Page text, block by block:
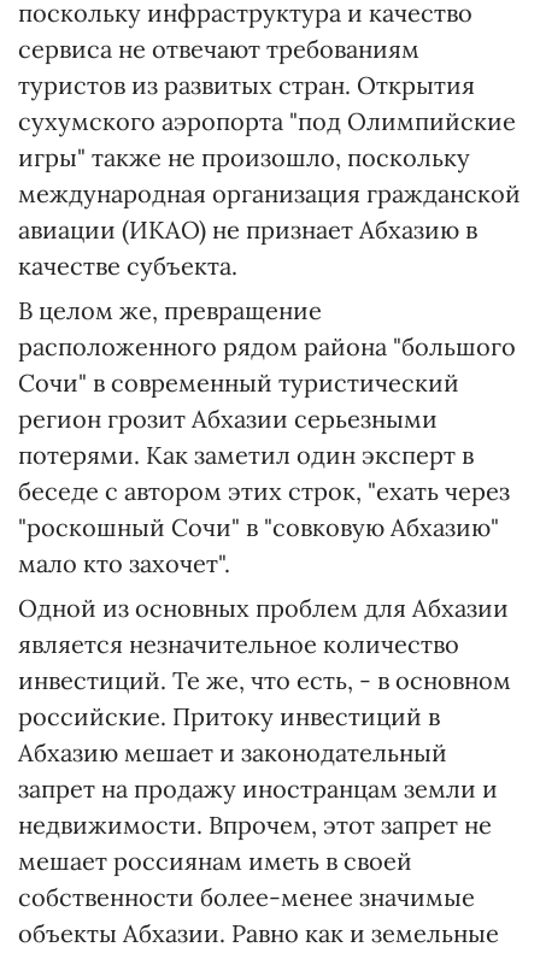
поскольку инфраструктура и качество
сервиса не отвечают требованиям
туристов из развитых стран. Открытия
сухумского аэропорта "под Олимпийские
игры" также не произошло, поскольку
международная организация гражданской
авиации (ИКАО) не признает Абхазию в
качестве субъекта.
В целом же, превращение
расположенного рядом района "большого
Сочи" в современный туристический
регион грозит Абхазии серьезными
потерями. Как заметил один эксперт в
беседе с автором этих строк, "ехать через
"роскошный Сочи" в "совковую Абхазию"
мало кто захочет".
Одной из основных проблем для Абхазии
является незначительное количество
инвестиций. Те же, что есть, - в основном
российские. Притоку инвестиций в
Абхазию мешает и законодательный
запрет на продажу иностранцам земли и
недвижимости. Впрочем, этот запрет не
мешает россиянам иметь в своей
собственности более-менее значимые
объекты Абхазии. Равно как и земельные